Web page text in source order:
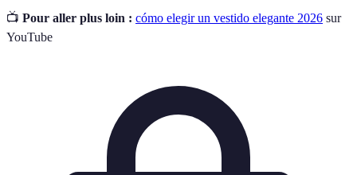
📺 Pour aller plus loin : cómo elegir un vestido elegante 2026 sur
YouTube